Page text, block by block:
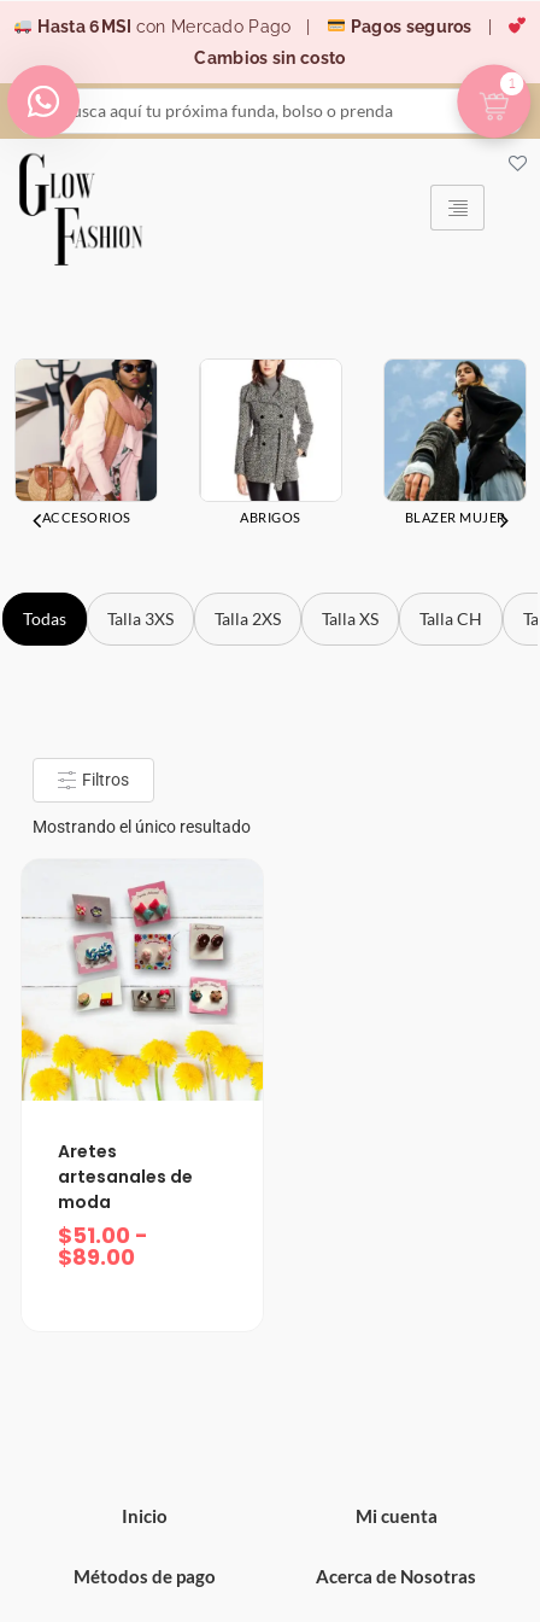
contenido
Hasta 6MSI con Mercado Pago | Pagos seguros
Cambios sin costo
Search
...
ACCESORIOS ABRIGOS BLAZER MUJER
Todas Talla 3XS Talla 2XS Talla XS Talla CH
Filtros
Mostrando el único resultado
Aretes
artesanales de
moda
$51.00 -
$89.00
de
precios:
$51.00
Inicio
Métodos de pago
Mi cuenta
Acerca de Nosotras
1